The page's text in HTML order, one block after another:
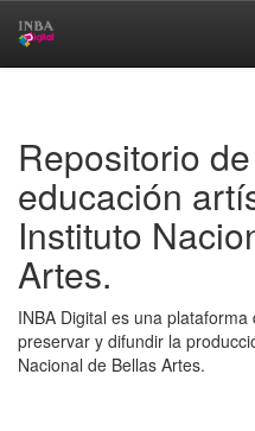
Repositorio
educación
Instituto
Artes.
INBA Digital es una
preservar y difundir la
Nacional de Bellas Artes.